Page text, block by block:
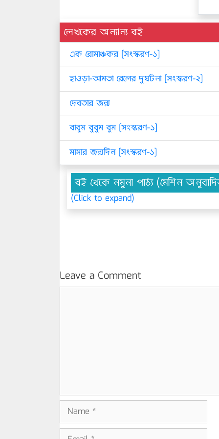
লেখকের অন্যান্য বই
এক রোমাঞ্চকর [সংস্করণ-১]
হাওড়া-আমতা রেলের দুর্ঘটনা [সংস্করণ-২]
দেবতার জন্ম
বাবুম বুবুম বুম [সংস্করণ-১]
মামার জন্মদিন [সংস্করণ-১]
বই থেকে নমুনা পাঠ্য (মেশিন
(Click to expand)
Leave a Comment
Name
Email